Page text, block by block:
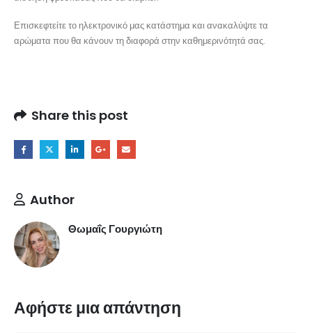
Επισκεφτείτε το ηλεκτρονικό μας κατάστημα και ανακαλύψτε τα
αρώματα που θα κάνουν τη διαφορά στην καθημερινότητά σας.
Share this post
Author
Θωμαΐς Γουργιώτη
Αφήστε μια απάντηση